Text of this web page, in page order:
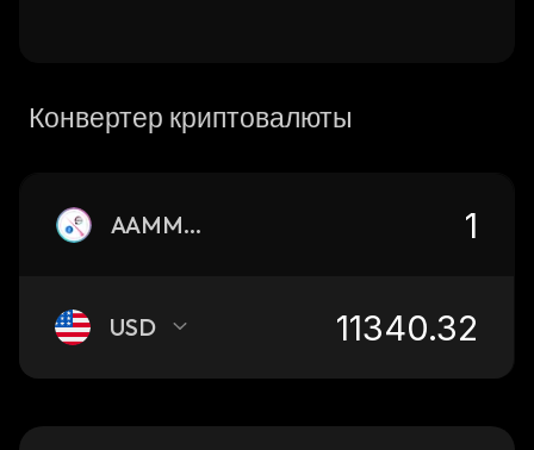
Конвертер криптовалюты
AAMMUNIYFIWETH
USD